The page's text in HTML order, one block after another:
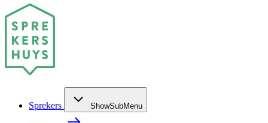
Sprekers ShowSubMenu